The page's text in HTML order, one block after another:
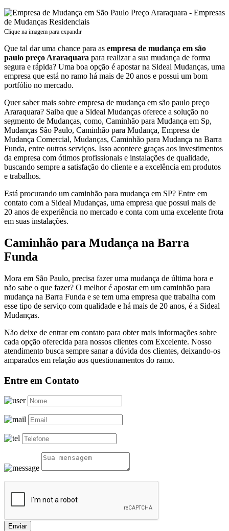
Clique na imagem para expandir
Que tal dar uma chance para as empresa de mudança em são
paulo preço Araraquara para realizar a sua mudança de forma
segura e rápida? Uma boa opção é apostar na Sideal Mudanças, uma
empresa que está no ramo há mais de 20 anos e possui um bom
portfólio no mercado.
Quer saber mais sobre empresa de mudança em são paulo preço
Araraquara? Saiba que a Sideal Mudanças oferece a solução no
segmento de Mudanças, como, Caminhão para Mudança em Sp,
Mudanças São Paulo, Caminhão para Mudança, Empresa de
Mudança Comercial, Mudanças, Caminhão para Mudança na Barra
Funda, entre outros serviços. Isso acontece graças aos investimentos
da empresa com ótimos profissionais e instalações de qualidade,
buscando sempre a satisfação do cliente e a excelência em produtos
e trabalhos.
Está procurando um caminhão para mudança em SP? Entre em
contato com a Sideal Mudanças, uma empresa que possui mais de
20 anos de experiência no mercado e conta com uma excelente frota
em suas instalações.
Caminhão para Mudança na Barra
Funda
Mora em São Paulo, precisa fazer uma mudança de última hora e
não sabe o que fazer? O melhor é apostar em um caminhão para
mudança na Barra Funda e se tem uma empresa que trabalha com
esse tipo de serviço com qualidade e há mais de 20 anos, é a Sideal
Mudanças.
Não deixe de entrar em contato para obter mais informações sobre
cada opção oferecida para nossos clientes com Excelente. Nosso
atendimento busca sempre sanar a dúvida dos clientes, deixando-os
amparados em relação aos questionamentos do ramo.
Entre em Contato
Enviar